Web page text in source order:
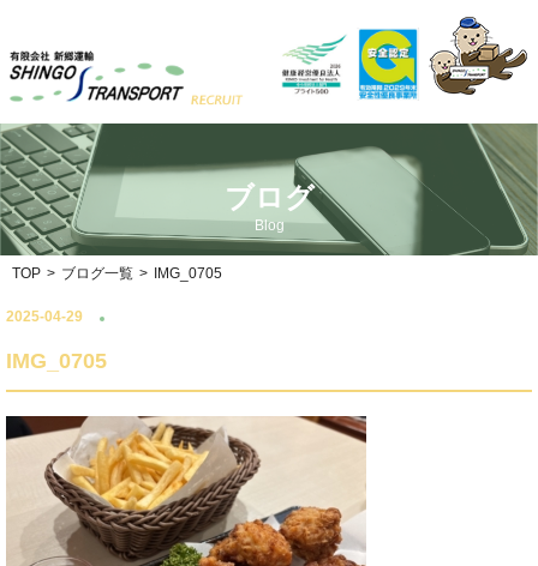
ブログ
Blog
TOP > ブログ一覧 > IMG_0705
2025-04-29
IMG_0705